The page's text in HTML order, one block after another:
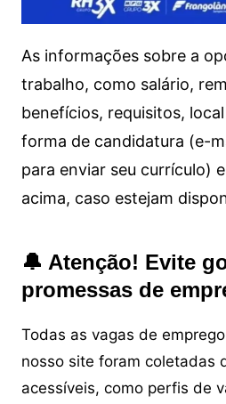
As informações sobre a
trabalho, como salário,
benefícios, requisitos,
forma de candidatura (e-
para enviar seu currículo)
acima, caso estejam
🔔 Atenção! Evite
promessas de
Todas as vagas de
nosso site foram coletadas
acessíveis, como perfis de